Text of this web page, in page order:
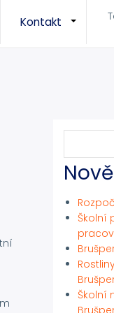
+
Kontakt
Školní
Školní